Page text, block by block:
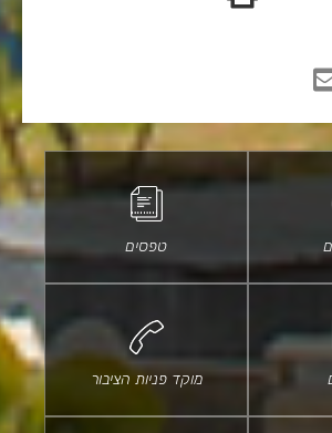
שיתוף
באמצעות
דוא״ל
טפסים
מוקד פניות הציבור